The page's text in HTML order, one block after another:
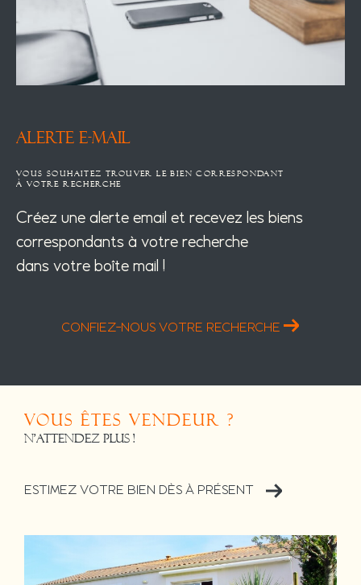
ALERTE E-MAIL
VOUS SOUHAITEZ TROUVER LE BIEN CORRESPONDANT
À VOTRE RECHERCHE
Créez une alerte email et recevez les biens
correspondants à votre recherche
dans votre boîte mail !
CONFIEZ-NOUS VOTRE RECHERCHE
Vous êtes vendeur ?
N'attendez plus !
ESTIMEZ VOTRE BIEN DÈS À PRÉSENT